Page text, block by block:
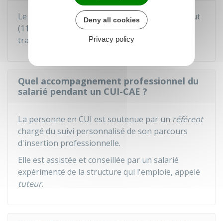
Le salaire est au moins égal auSmic
horaire brut
(11,88 €
) multiplié par le nombre d'heures
travaillées.
Quel accompagnement professionnel du
salarié pendant un CUI-CAE ?
La personne en CUI est soutenue par un référent
chargé du suivi personnalisé de son parcours
d'insertion professionnelle.
Elle est assistée et conseillée par un salarié
expérimenté de la structure qui l'emploie, appelé
tuteur.
Deny all cookies
Privacy policy